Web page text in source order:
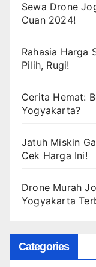
Sewa Drone
Cuan 2024!
Rahasia Harga
Pilih, Rugi!
Cerita Hemat:
Yogyakarta?
Jatuh Miskin
Cek Harga Ini!
Drone Murah
Yogyakarta
Categories